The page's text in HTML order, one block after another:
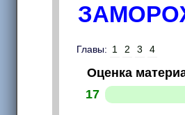
Главы: 1 2 3 4
Оценка
17